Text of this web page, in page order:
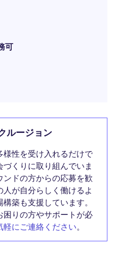
可
ルージョン
様性を受け入れるだけで
くりに取り組んでいま
ドの方からの応募を歓
が自分らしく働けるよ
築も支援しています。
りの方やサポートが必
軽にご連絡ください。